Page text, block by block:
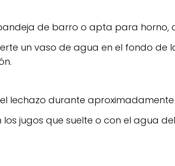
de barro o apta para horno,
un vaso de agua en el fondo de
lechazo durante aproximadamente
jugos que suelte o con el agua